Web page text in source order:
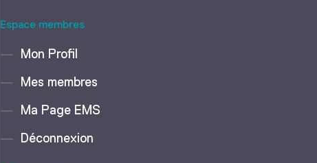
Espace membres
Mon Profil
Mes membres
Ma Page EMS
Déconnexion